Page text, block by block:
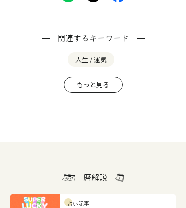
関連するキーワード
人生 / 運気
もっと見る
暦解説
占い記事